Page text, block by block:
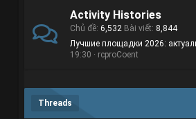
Activity Histories
Chủ đề 6,532 Bài viết 8,844
Лучшие площадки 2026:
19:30
rcproCoent
Threads